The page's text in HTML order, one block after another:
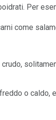
Per
come
o caldo,